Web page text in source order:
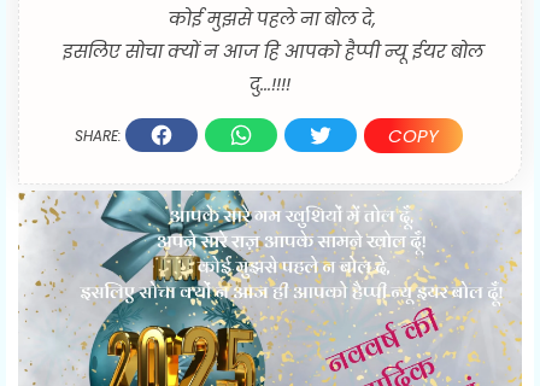
कोई मुझसे पहले ना बोल दे,
इसलिए सोचा क्यों न आज हि आपको हैप्पी न्यू ईयर बोल
दु...!!!!
SHARE: COPY